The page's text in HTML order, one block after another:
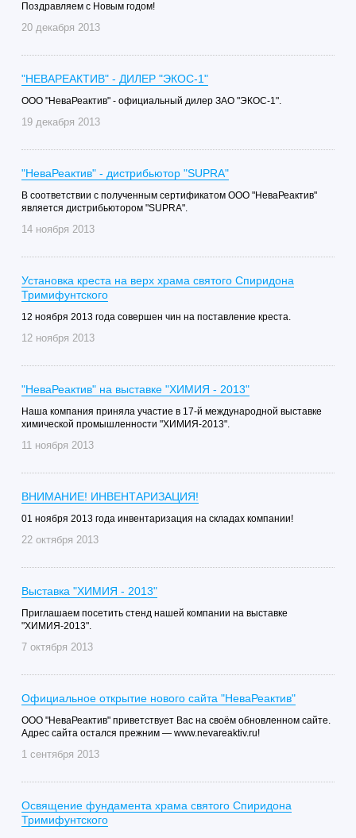
Поздравляем с Новым годом!
20 декабря 2013
"НЕВАРЕАКТИВ" - ДИЛЕР "ЭКОС-1"
ООО "НеваРеактив" - официальный дилер ЗАО "ЭКОС-1".
19 декабря 2013
"НеваРеактив" - дистрибьютор "SUPRA"
В соответствии с полученным сертификатом ООО "НеваРеактив"
является дистрибьютором "SUPRA".
14 ноября 2013
Установка креста на верх храма святого Спиридона
Тримифунтского
12 ноября 2013 года совершен чин на поставление креста.
12 ноября 2013
"НеваРеактив" на выставке "ХИМИЯ - 2013"
Наша компания приняла участие в 17-й международной выставке
химической промышленности "ХИМИЯ-2013".
11 ноября 2013
ВНИМАНИЕ! ИНВЕНТАРИЗАЦИЯ!
01 ноября 2013 года инвентаризация на складах компании!
22 октября 2013
Выставка "ХИМИЯ - 2013"
Приглашаем посетить стенд нашей компании на выставке
"ХИМИЯ-2013".
7 октября 2013
Официальное открытие нового сайта "НеваРеактив"
ООО "НеваРеактив" приветствует Вас на своём обновленном сайте.
Адрес сайта остался прежним — www.nevareaktiv.ru!
1 сентября 2013
Освящение фундамента храма святого Спиридона
Тримифунтского